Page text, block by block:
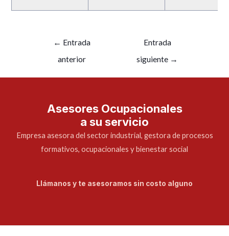
← Entrada
anterior
Entrada
siguiente →
Asesores Ocupacionales
a su servicio
Empresa asesora del sector industrial, gestora de procesos
formativos, ocupacionales y bienestar social
Llámanos y te asesoramos sin costo alguno